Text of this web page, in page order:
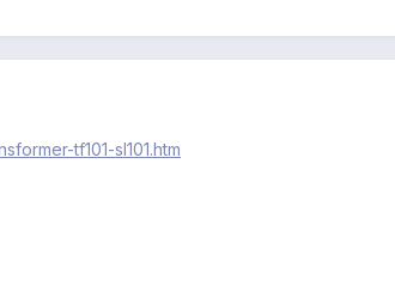
tf101-sl101.htm